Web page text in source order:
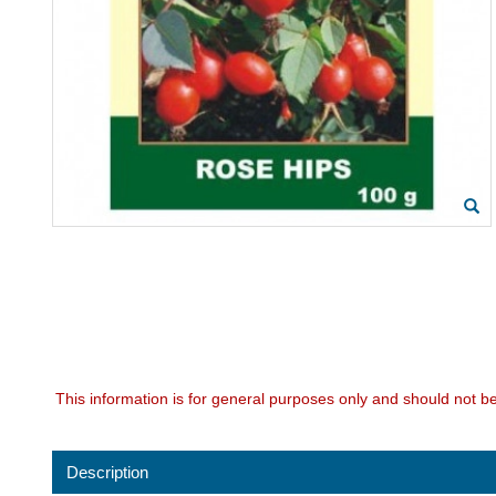
This information is for general purposes only and should not
Description